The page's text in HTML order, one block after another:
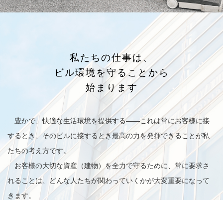
私たちの仕事は、
ビル環境を守ることから
始まります
豊かで、快適な生活環境を提供する——これは常にお客様に接
するとき、そのビルに接するとき最高の力を発揮できることが私
たちの考え方です。
お客様の大切な資産（建物）を全力で守るために、常に要求さ
れることは、どんな人たちが関わっていくかが大変重要になって
きます。